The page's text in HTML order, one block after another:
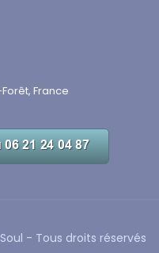
France
- Tous droits réservés